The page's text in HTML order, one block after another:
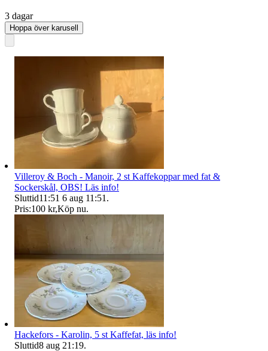
3 dagar
Hoppa över karusell
Villeroy & Boch - Manoir, 2 st Kaffekoppar med fat &
Sockerskål, OBS! Läs info!
Sluttid11:51 6 aug 11:51 .
Pris:100 kr,Köp nu.
Hackefors - Karolin, 5 st Kaffefat, läs info!
Sluttid8 aug 21:19.